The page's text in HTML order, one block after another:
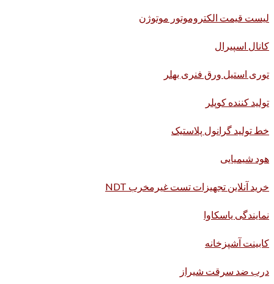
لیست قیمت الکتروموتور موتوژن
کانال اسپیرال
توری استیل ورق فنری بهلر
تولید کننده کوپلر
خط تولید گرانول پلاستیک
هود شیمیایی
خرید آنلاین تجهیزات تست غیرمخرب NDT
نمایندگی یاسکاوا
کابینت آشپزخانه
درب ضد سرقت شیراز